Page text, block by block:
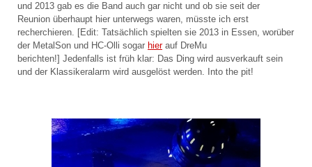
und 2013 gab es die Band auch gar nicht und ob sie seit der
Reunion überhaupt hier unterwegs waren, müsste ich erst
recherchieren. [Edit: Tatsächlich spielten sie 2013 in Essen, worüber
der MetalSon und HC-Olli sogar hierauf DreMu
berichten!] Jedenfalls ist früh klar: Das Ding wird ausverkauft sein
und der Klassikeralarm wird ausgelöst werden. Into the pit!